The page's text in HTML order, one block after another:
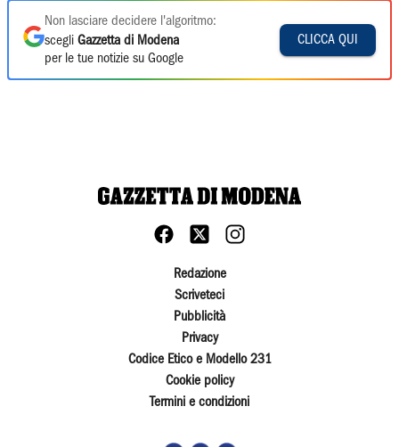
Non lasciare decidere l'algoritmo:
scegli Gazzetta di Modena
per le tue notizie su Google
CLICCA QUI
Redazione
Scriveteci
Pubblicità
Privacy
Codice Etico e Modello 231
Cookie policy
Termini e condizioni